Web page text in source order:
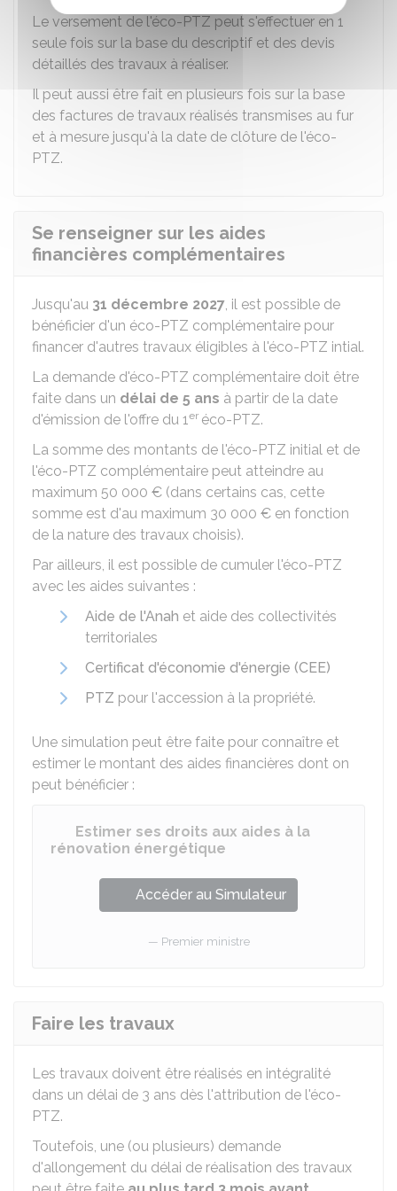
Le versement de l'éco-PTZ peut s'effectuer en 1
seule fois sur la base du descriptif et des devis
détaillés des travaux à réaliser.
Il peut aussi être fait en plusieurs fois sur la base
des factures de travaux réalisés transmises au fur
et à mesure jusqu'à la date de clôture de l'éco-
PTZ.
Se renseigner sur les aides
financières complémentaires
Jusqu'au 31 décembre 2027, il est possible de
bénéficier d'un éco-PTZ complémentaire pour
financer d'autres travaux éligibles à l'éco-PTZ intial.
La demande d'éco-PTZ complémentaire doit être
faite dans un délai de 5 ans à partir de la date
d'émission de l'offre du 1er éco-PTZ.
La somme des montants de l'éco-PTZ initial et de
l'éco-PTZ complémentaire peut atteindre au
maximum 50 000 € (dans certains cas, cette
somme est d'au maximum 30 000 € en fonction
de la nature des travaux choisis).
Par ailleurs, il est possible de cumuler l'éco-PTZ
avec les aides suivantes :
Aide de l'Anah et aide des collectivités
territoriales
Certificat d'économie d'énergie (CEE)
PTZ pour l'accession à la propriété.
Une simulation peut être faite pour connaître et
estimer le montant des aides financières dont on
peut bénéficier :
Estimer ses droits aux aides à la
rénovation énergétique
Accéder au Simulateur
Premier ministre
Faire les travaux
Les travaux doivent être réalisés en intégralité
dans un délai de 3 ans dès l'attribution de l'éco-
PTZ.
Toutefois, une (ou plusieurs) demande
d'allongement du délai de réalisation des travaux